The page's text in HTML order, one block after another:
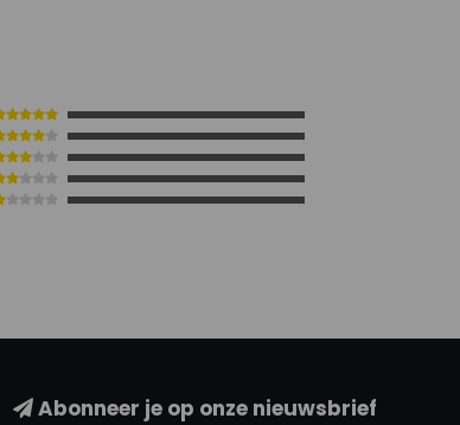
Abonneer je op onze nieuwsbrief